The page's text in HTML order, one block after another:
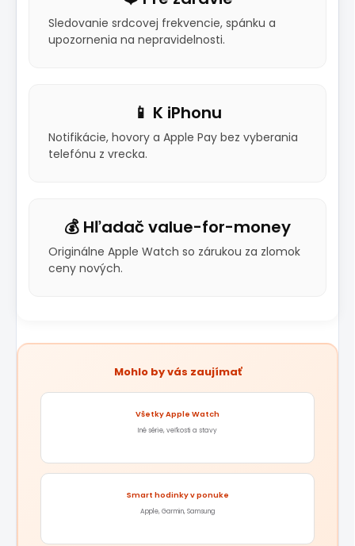
Sledovanie srdcovej frekvencie, spánku a
upozornenia na nepravidelnosti.
📱 K iPhonu
Notifikácie, hovory a Apple Pay bez vyberania
telefónu z vrecka.
💰 Hľadač value-for-money
Originálne Apple Watch so zárukou za zlomok
ceny nových.
Mohlo by vás zaujímať
Všetky Apple Watch
Iné série, veľkosti a stavy
Smart hodinky v ponuke
Apple, Garmin, Samsung